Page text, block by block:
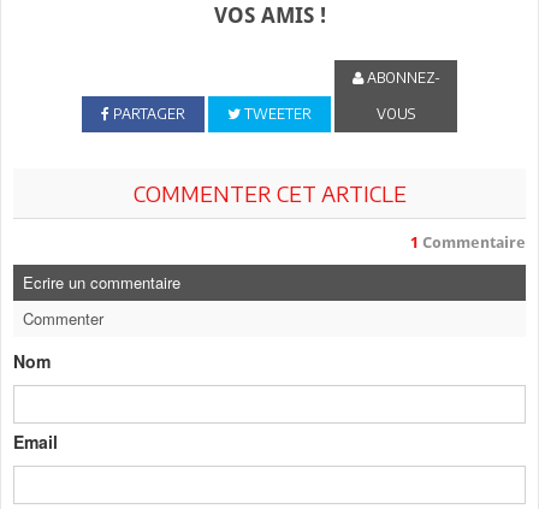
VOS AMIS !
PARTAGER TWEETER
ABONNEZ-
VOUS
COMMENTER CET ARTICLE
1 Commentaire
Ecrire un commentaire
Commenter
Nom
Email